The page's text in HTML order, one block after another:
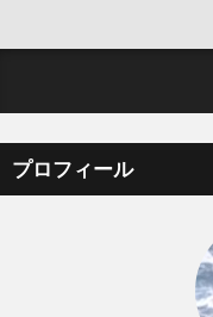
プロフィール